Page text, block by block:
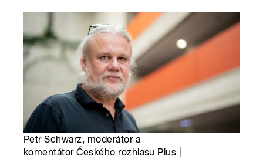
Petr Schwarz, moderátor a
komentátor Českého rozhlasu Plus |